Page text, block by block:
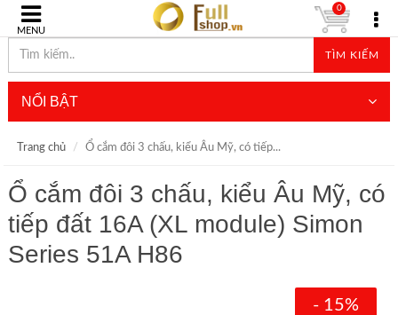
MENU
TÌM KIẾM
0
NỔI BẬT
Trang chủ Ổ cắm đôi 3 chấu, kiểu Âu Mỹ, có tiếp...
Ổ cắm đôi 3 chấu, kiểu Âu Mỹ, có
tiếp đất 16A (XL module) Simon
Series 51A H86
- 15%